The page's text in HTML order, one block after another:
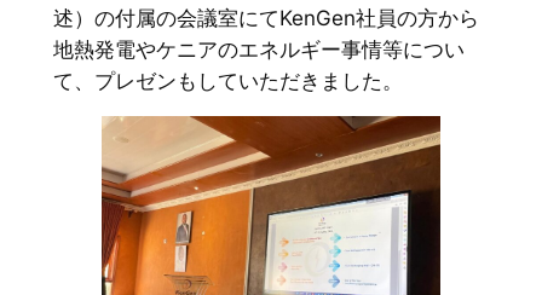
述）の付属の会議室にてKenGen社員の方から
地熱発電やケニアのエネルギー事情等につい
て、プレゼンもしていただきました。